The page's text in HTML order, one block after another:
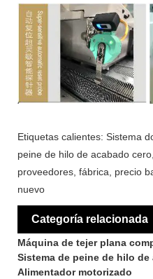
Etiquetas calientes: Sistema
peine de hilo de acabado
proveedores, fábrica, precio
nuevo
Categoría relacionada
Máquina de tejer plana
Sistema de peine de hilo de
Alimentador motorizado